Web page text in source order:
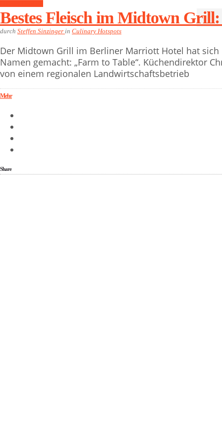
Bestes Fleisch im Midtown
durch Steffen Sinzinger in Culinary Hotspots
Der Midtown Grill im Berliner Marriott Hotel hat
Namen gemacht: „Farm to Table“. Küchendirektor
von einem regionalen Landwirtschaftsbetrieb
Mehr
Share